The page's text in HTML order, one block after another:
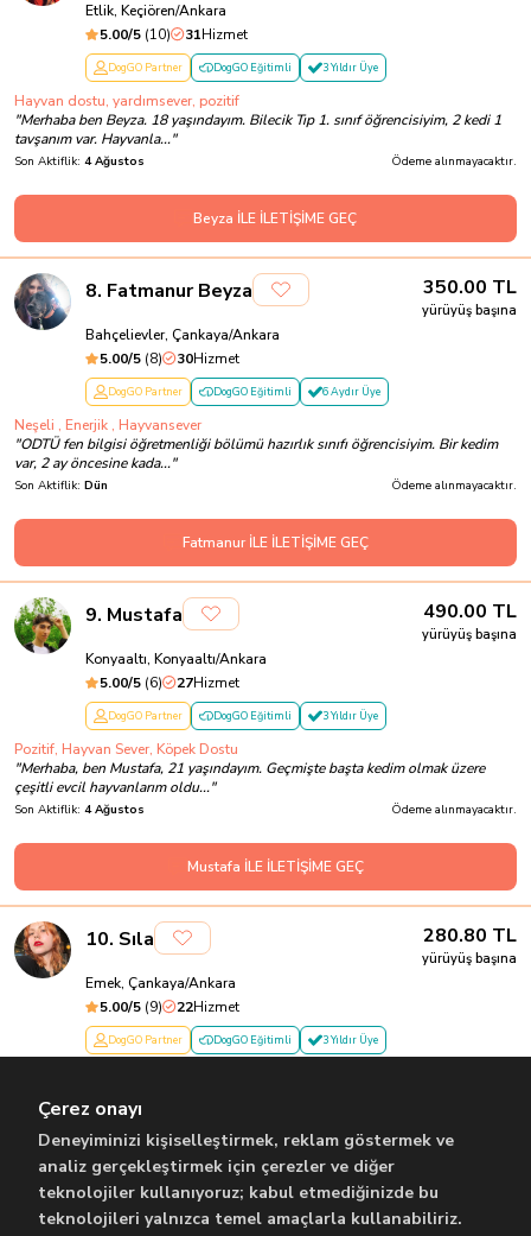
Etlik, Keçiören/Ankara
5.00/5 (10) 31Hizmet
DogGO Partner DogGO Eğitimli 3 Yıldır Üye
Hayvan dostu, yardımsever, pozitif
"Merhaba ben Beyza. 18 yaşındayım. Bilecik Tıp 1. sınıf öğrencisiyim, 2 kedi 1
tavşanım var. Hayvanla..."
Son Aktiflik: 4 Ağustos Ödeme alınmayacaktır.
Beyza İLE İLETİŞİME GEÇ
8. Fatmanur Beyza 350.00 TL
yürüyüş başına
Bahçelievler, Çankaya/Ankara
5.00/5 (8) 30Hizmet
DogGO Partner DogGO Eğitimli 6 Aydır Üye
Neşeli , Enerjik , Hayvansever
"ODTÜ fen bilgisi öğretmenliği bölümü hazırlık sınıfı öğrencisiyim. Bir kedim
var, 2 ay öncesine kada..."
Son Aktiflik: Dün Ödeme alınmayacaktır.
Fatmanur İLE İLETİŞİME GEÇ
9. Mustafa 490.00 TL
yürüyüş başına
Konyaaltı, Konyaaltı/Ankara
5.00/5 (6) 27Hizmet
DogGO Partner DogGO Eğitimli 3 Yıldır Üye
Pozitif, Hayvan Sever, Köpek Dostu
"Merhaba, ben Mustafa, 21 yaşındayım. Geçmişte başta kedim olmak üzere
çeşitli evcil hayvanlarım oldu..."
Son Aktiflik: 4 Ağustos Ödeme alınmayacaktır.
Mustafa İLE İLETİŞİME GEÇ
10. Sıla 280.80 TL
yürüyüş başına
Emek, Çankaya/Ankara
5.00/5 (9) 22Hizmet
DogGO Partner DogGO Eğitimli 3 Yıldır Üye
öğrencisiyim. Aynı zamanda dövme ...
Son Aktiflik: 3 Ağustos Ödeme alınmayacaktır.
Sıla İLE İLETİŞİME GEÇ
Çerez onayı
Deneyiminizi kişiselleştirmek, reklam göstermek ve
analiz gerçekleştirmek için çerezler ve diğer
teknolojiler kullanıyoruz; kabul etmediğinizde bu
teknolojileri yalnızca temel amaçlarla kullanabiliriz.